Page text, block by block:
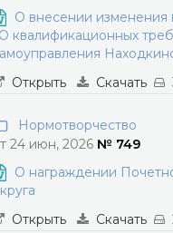
О внесении изменения
квалификационных
Открыть
Скачать
Нормотворчество
24 июн, 2026 № 749
О награждении
Открыть
Скачать